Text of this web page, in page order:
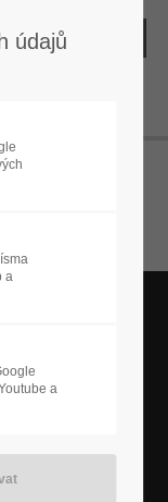
a
nábytek,
také pro
zařízení.
údajů
a
a